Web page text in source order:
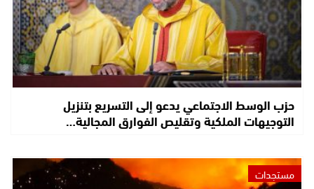
حزب الوسط الاجتماعي يدعو إلى التسريع بتنزيل
التوجيهات الملكية وتقليص الفوارق المجالية…
مستجدات